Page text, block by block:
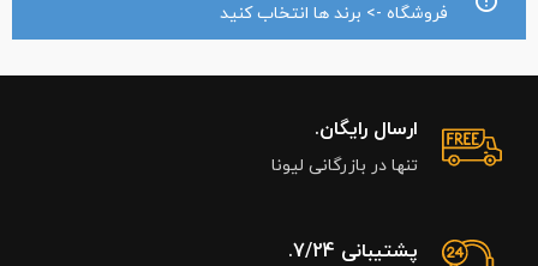
فروشگاه -> برند ها انتخاب کنید
ارسال رایگان.
تنها در بازرگانی لیونا
پشتیبانی 7/24.